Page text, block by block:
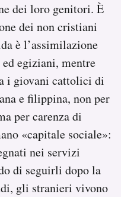
dei loro genitori. È
dei non cristiani
è l’assimilazione
egiziani, mentre
i giovani cattolici di
e filippina, non per
per carenza di
«capitale sociale»:
nei servizi
di seguirli dopo la
gli stranieri vivono